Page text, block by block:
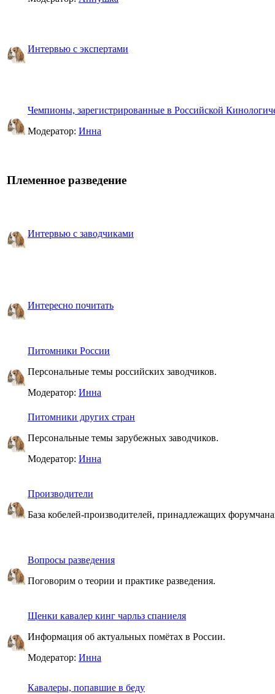
Интервью с экспертами
Чемпионы, зарегистрированные в Российской
Модератор: Инна
Племенное разведение
Интервью с заводчиками
Интересно почитать
Питомники России
Персональные темы российских заводчиков.
Модератор: Инна
Питомники других стран
Персональные темы зарубежных заводчиков.
Модератор: Инна
Производители
База кобелей-производителей, принадлежащих
Вопросы разведения
Поговорим о теории и практике разведения.
Щенки кавалер кинг чарльз спаниеля
Информация об актуальных помётах в России.
Модератор: Инна
Кавалеры, попавшие в беду